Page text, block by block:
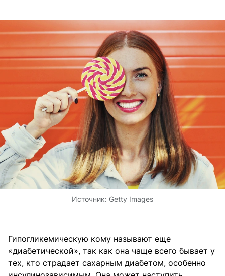
Источник: Getty Images
Гипогликемическую кому называют еще
«диабетической», так как она чаще всего бывает у
тех, кто страдает сахарным диабетом, особенно